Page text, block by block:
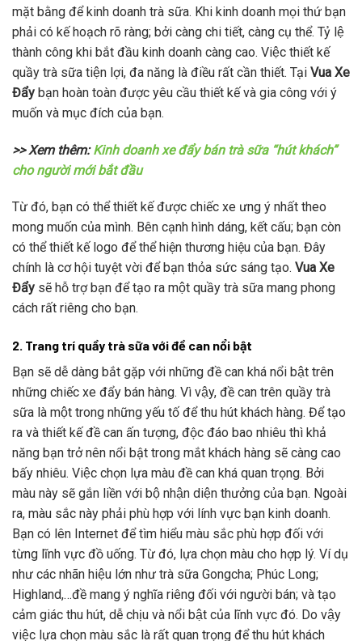
mặt bằng để kinh doanh trà sữa. Khi kinh doanh mọi thứ bạn
phải có kế hoạch rõ ràng; bởi càng chi tiết, càng cụ thể. Tỷ lệ
thành công khi bắt đầu kinh doanh càng cao. Việc thiết kế
quầy trà sữa tiện lợi, đa năng là điều rất cần thiết. Tại Vua Xe
Đẩy bạn hoàn toàn được yêu cầu thiết kế và gia công với ý
muốn và mục đích của bạn.
>> Xem thêm:Kinh doanh xe đẩy bán trà sữa “hút khách”
cho người mới bắt đầu
Từ đó, bạn có thể thiết kế được chiếc xe ưng ý nhất theo
mong muốn của mình. Bên cạnh hình dáng, kết cấu; bạn còn
có thể thiết kế logo để thể hiện thương hiệu của bạn. Đây
chính là cơ hội tuyệt vời để bạn thỏa sức sáng tạo. Vua Xe
Đẩy sẽ hỗ trợ bạn để tạo ra một quầy trà sữa mang phong
cách rất riêng cho bạn.
2. Trang trí quầy trà sữa với đề can nổi bật
Bạn sẽ dễ dàng bắt gặp với những đề can khá nổi bật trên
những chiếc xe đẩy bán hàng. Vì vậy, đề can trên quầy trà
sữa là một trong những yếu tố để thu hút khách hàng. Để tạo
ra và thiết kế đề can ấn tượng, độc đáo bao nhiêu thì khả
năng bạn trở nên nổi bật trong mắt khách hàng sẽ càng cao
bấy nhiêu. Việc chọn lựa màu đề can khá quan trọng. Bởi
màu này sẽ gắn liền với bộ nhận diện thưởng của bạn. Ngoài
ra, màu sắc này phải phù hợp với lính vực bạn kinh doanh.
Bạn có lên Internet để tìm hiểu màu sắc phù hợp đối với
từng lĩnh vực đồ uống. Từ đó, lựa chọn màu cho hợp lý. Ví dụ
như các nhãn hiệu lớn như trà sữa Gongcha; Phúc Long;
Highland,…đề mang ý nghĩa riêng đối với người bán; và tạo
cảm giác thu hút, dễ chịu và nổi bật của lĩnh vực đó. Do vậy
việc lựa chọn màu sắc là rất quan trọng để thu hút khách